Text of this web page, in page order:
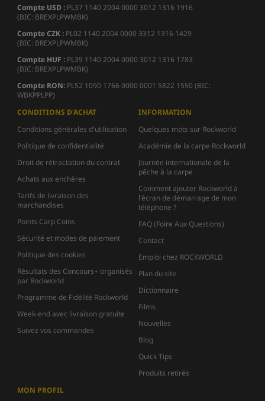
Compte USD : PL37 1140 2004 0000 3012 1316 1916
(BIC: BREXPLPWMBK)
Compte CZK : PL02 1140 2004 0000 3312 1316 1429
(BIC: BREXPLPWMBK)
Compte HUF : PL39 1140 2004 0000 3012 1316 1783
(BIC: BREXPLPWMBK)
Compte RON: PL52 1090 1766 0000 0001 5822 1550 (BIC:
WBKPPLPP)
CONDITIONS D'ACHAT
Conditions générales d'utilisation
Politique de confidentialité
Droit de rétractation du contrat
Achats aux enchères
Tarifs de livraison des
marchandises
Points Carp Coins
Sécurité et modes de paiement
Politique des cookies
Résultats des Concours+ organisés
par Rockworld
Programme de Fidélité Rockworld
Week-end avec livraison gratuite
Suivez vos commandes
INFORMATION
Quelques mots sur Rockworld
Académie de la carpe Rockworld
Journée internationale de la
pêche à la carpe
Comment ajouter Rockworld à
l'écran de démarrage de mon
téléphone ?
FAQ (Foire Aux Questions)
Contact
Emploi chez ROCKWORLD
Plan du site
Dictionnaire
Films
Nouvelles
Blog
Quick Tips
Produits retirés
MON PROFIL